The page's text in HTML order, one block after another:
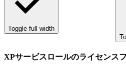
Toggle full width
XPサービスロールのライセンス